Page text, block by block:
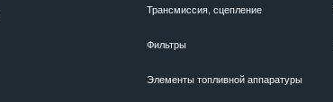
Трансмиссия, сцепление
Фильтры
Элементы топливной аппаратуры